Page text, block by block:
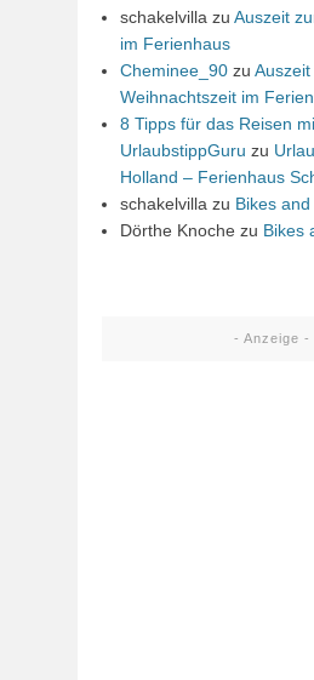
schakelvilla zu Auszeit
im Ferienhaus
Cheminee_90 zu
Weihnachtszeit im
8 Tipps für das Reisen
UrlaubstippGuru zu
Holland – Ferienhaus
schakelvilla zu Bikes
Dörthe Knoche zu Bikes
- Anzeige -